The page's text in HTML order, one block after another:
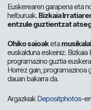
Euskerearen garapena eta
helburuak. Bizkaia
entzule guztientzat
Ohiko saioaketa
euskalduna eskeiniz. Bizkaia
programazino guztia
Horrez gain,
dauan bakarra da.
ArgazkiakDepositphotos-